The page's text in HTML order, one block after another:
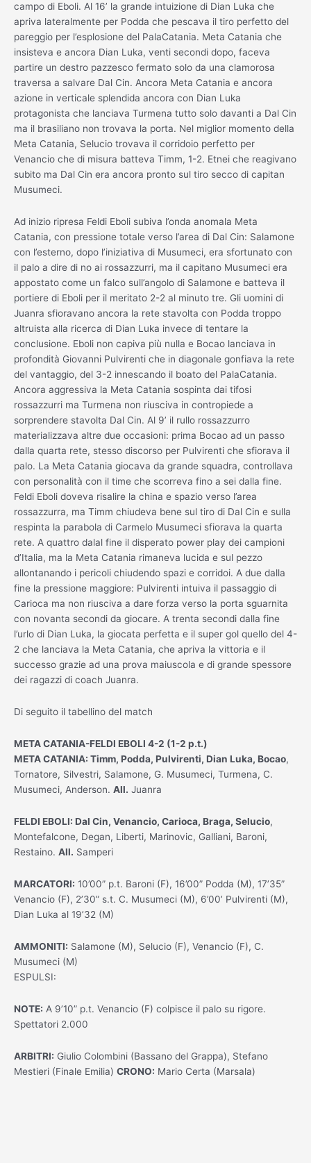
campo di Eboli. Al 16’ la grande intuizione di Dian Luka che
apriva lateralmente per Podda che pescava il tiro perfetto del
pareggio per l’esplosione del PalaCatania. Meta Catania che
insisteva e ancora Dian Luka, venti secondi dopo, faceva
partire un destro pazzesco fermato solo da una clamorosa
traversa a salvare Dal Cin. Ancora Meta Catania e ancora
azione in verticale splendida ancora con Dian Luka
protagonista che lanciava Turmena tutto solo davanti a Dal Cin
ma il brasiliano non trovava la porta. Nel miglior momento della
Meta Catania, Selucio trovava il corridoio perfetto per
Venancio che di misura batteva Timm, 1-2. Etnei che reagivano
subito ma Dal Cin era ancora pronto sul tiro secco di capitan
Musumeci.
Ad inizio ripresa Feldi Eboli subiva l’onda anomala Meta
Catania, con pressione totale verso l’area di Dal Cin: Salamone
con l’esterno, dopo l’iniziativa di Musumeci, era sfortunato con
il palo a dire di no ai rossazzurri, ma il capitano Musumeci era
appostato come un falco sull’angolo di Salamone e batteva il
portiere di Eboli per il meritato 2-2 al minuto tre. Gli uomini di
Juanra sfioravano ancora la rete stavolta con Podda troppo
altruista alla ricerca di Dian Luka invece di tentare la
conclusione. Eboli non capiva più nulla e Bocao lanciava in
profondità Giovanni Pulvirenti che in diagonale gonfiava la rete
del vantaggio, del 3-2 innescando il boato del PalaCatania.
Ancora aggressiva la Meta Catania sospinta dai tifosi
rossazzurri ma Turmena non riusciva in contropiede a
sorprendere stavolta Dal Cin. Al 9’ il rullo rossazzurro
materializzava altre due occasioni: prima Bocao ad un passo
dalla quarta rete, stesso discorso per Pulvirenti che sfiorava il
palo. La Meta Catania giocava da grande squadra, controllava
con personalità con il time che scorreva fino a sei dalla fine.
Feldi Eboli doveva risalire la china e spazio verso l’area
rossazzurra, ma Timm chiudeva bene sul tiro di Dal Cin e sulla
respinta la parabola di Carmelo Musumeci sfiorava la quarta
rete. A quattro dalal fine il disperato power play dei campioni
d’Italia, ma la Meta Catania rimaneva lucida e sul pezzo
allontanando i pericoli chiudendo spazi e corridoi. A due dalla
fine la pressione maggiore: Pulvirenti intuiva il passaggio di
Carioca ma non riusciva a dare forza verso la porta sguarnita
con novanta secondi da giocare. A trenta secondi dalla fine
l’urlo di Dian Luka, la giocata perfetta e il super gol quello del 4-
2 che lanciava la Meta Catania, che apriva la vittoria e il
successo grazie ad una prova maiuscola e di grande spessore
dei ragazzi di coach Juanra.
Di seguito il tabellino del match
META CATANIA-FELDI EBOLI 4-2 (1-2 p.t.)
META CATANIA: Timm, Podda, Pulvirenti, Dian Luka, Bocao,
Tornatore, Silvestri, Salamone, G. Musumeci, Turmena, C.
Musumeci, Anderson. All. Juanra
FELDI EBOLI: Dal Cin, Venancio, Carioca, Braga, Selucio,
Montefalcone, Degan, Liberti, Marinovic, Galliani, Baroni,
Restaino. All. Samperi
MARCATORI: 10’00” p.t. Baroni (F), 16’00” Podda (M), 17’35”
Venancio (F), 2’30” s.t. C. Musumeci (M), 6’00’ Pulvirenti (M),
Dian Luka al 19’32 (M)
AMMONITI: Salamone (M), Selucio (F), Venancio (F), C.
Musumeci (M)
ESPULSI:
NOTE: A 9’10” p.t. Venancio (F) colpisce il palo su rigore.
Spettatori 2.000
ARBITRI: Giulio Colombini (Bassano del Grappa), Stefano
Mestieri (Finale Emilia) CRONO: Mario Certa (Marsala)